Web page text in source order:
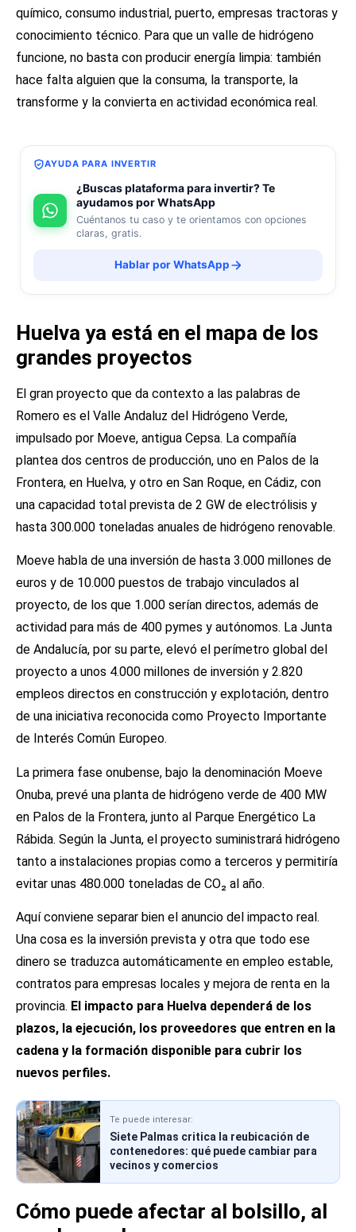
químico, consumo industrial, puerto, empresas tractoras y
conocimiento técnico. Para que un valle de hidrógeno
funcione, no basta con producir energía limpia: también
hace falta alguien que la consuma, la transporte, la
transforme y la convierta en actividad económica real.
AYUDA PARA INVERTIR
¿Buscas plataforma para invertir? Te
ayudamos por WhatsApp
Cuéntanos tu caso y te orientamos con opciones
claras, gratis.
Hablar por WhatsApp
Huelva ya está en el mapa de los
grandes proyectos
El gran proyecto que da contexto a las palabras de
Romero es el Valle Andaluz del Hidrógeno Verde,
impulsado por Moeve, antigua Cepsa. La compañía
plantea dos centros de producción, uno en Palos de la
Frontera, en Huelva, y otro en San Roque, en Cádiz, con
una capacidad total prevista de 2 GW de electrólisis y
hasta 300.000 toneladas anuales de hidrógeno renovable.
Moeve habla de una inversión de hasta 3.000 millones de
euros y de 10.000 puestos de trabajo vinculados al
proyecto, de los que 1.000 serían directos, además de
actividad para más de 400 pymes y autónomos. La Junta
de Andalucía, por su parte, elevó el perímetro global del
proyecto a unos 4.000 millones de inversión y 2.820
empleos directos en construcción y explotación, dentro
de una iniciativa reconocida como Proyecto Importante
de Interés Común Europeo.
La primera fase onubense, bajo la denominación Moeve
Onuba, prevé una planta de hidrógeno verde de 400 MW
en Palos de la Frontera, junto al Parque Energético La
Rábida. Según la Junta, el proyecto suministrará hidrógeno
tanto a instalaciones propias como a terceros y permitiría
evitar unas 480.000 toneladas de CO₂ al año.
Aquí conviene separar bien el anuncio del impacto real.
Una cosa es la inversión prevista y otra que todo ese
dinero se traduzca automáticamente en empleo estable,
contratos para empresas locales y mejora de renta en la
provincia. El impacto para Huelva dependerá de los
plazos, la ejecución, los proveedores que entren en la
cadena y la formación disponible para cubrir los
nuevos perfiles.
Te puede interesar:
Siete Palmas critica la reubicación de
contenedores: qué puede cambiar para
vecinos y comercios
Cómo puede afectar al bolsillo, al